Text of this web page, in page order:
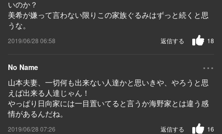
いのか？
美希が嫌って言わない限りこの家族ぐるみはずっと続くと思
うな。
2019/06/28 06:58 18
返信する
No Name ...
山本夫妻、一切何も出来ない人達かと思いきや、やろうと思
えば出来る人達じゃん！
やっぱり日向家には一目置いてると言うか海野家とは違う感
情があるんだね。
2019/06/28 07:26 16
返信する